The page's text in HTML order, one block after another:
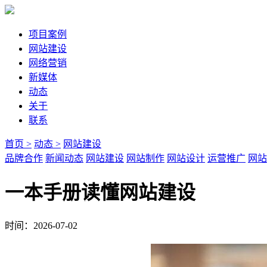
项目案例
网站建设
网络营销
新媒体
动态
关于
联系
首页 > 动态 > 网站建设
品牌合作 新闻动态 网站建设 网站制作 网站设计 运营推广 网
一本手册读懂网站建设
时间：2026-07-02